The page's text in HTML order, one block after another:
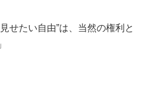
せたい自由”は、当然の権利と